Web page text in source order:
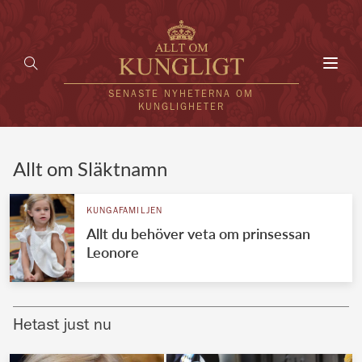
SENASTE NYHETERNA OM
KUNGLIGHETER
UTLÄNDSKT
VÄRLDENS KUNGAHUS
Brittiska kungahuset
Allt om Släktnamn
KUNGAFAMILJEN
Allt du behöver veta om prinsessan
Leonore
Hetast just nu